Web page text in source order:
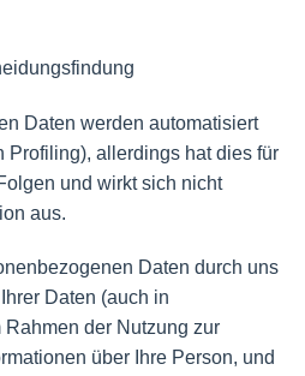
Daten werden automatisiert
allerdings hat dies für
und wirkt sich nicht
aus.
Daten durch uns
Daten (auch in
der Nutzung zur
über Ihre Person, und